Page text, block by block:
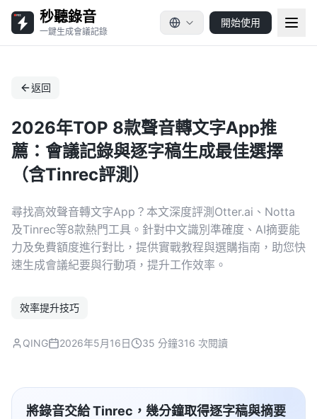
秒聽錄音
一鍵生成會議記錄
開始使用
返回
2026年TOP 8款聲音轉文字App推
薦：會議記錄與逐字稿生成最佳選擇
（含Tinrec評測）
尋找高效聲音轉文字App？本文深度評測Otter.ai、Notta
及Tinrec等8款熱門工具。針對中文識別準確度、AI摘要能
力及免費額度進行對比，提供實戰教程與選購指南，助您快
速生成會議紀要與行動項，提升工作效率。
效率提升技巧
QING 2026年5月16日 35 分鐘316 次閱讀
將錄音交給 Tinrec，幾分鐘取得逐字稿與摘要